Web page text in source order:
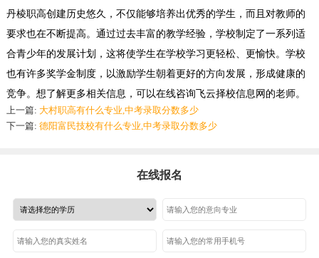
丹棱职高创建历史悠久，不仅能够培养出优秀的学生，而且对教师的
要求也在不断提高。通过过去丰富的教学经验，学校制定了一系列适
合青少年的发展计划，这将使学生在学校学习更轻松、更愉快。学校
也有许多奖学金制度，以激励学生朝着更好的方向发展，形成健康的
竞争。 想了解更多相关信息，可以在线咨询飞云择校信息网的老师。
上一篇: 大村职高有什么专业,中考录取分数多少
下一篇: 德阳富民技校有什么专业,中考录取分数多少
在线报名